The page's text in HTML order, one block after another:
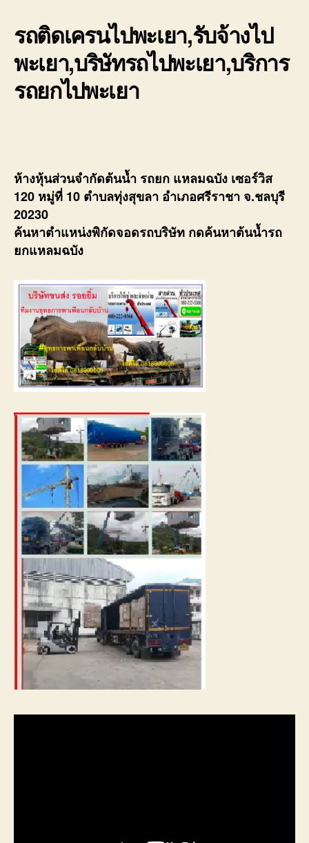
รถติดเครนไปพะเยา,รับจ้างไป
พะเยา,บริษัทรถไปพะเยา,บริการ
รถยกไปพะเยา
ห้างหุ้นส่วนจำกัดต้นน้ำ รถยก แหลมฉบัง เซอร์วิส
120 หมู่ที่ 10 ตำบลทุ่งสุขลา อำเภอศรีราชา จ.ชลบุรี
20230
ค้นหาตำแหน่งพิกัดจอดรถบริษัท กดค้นหาต้นน้ำรถ
ยกแหลมฉบัง